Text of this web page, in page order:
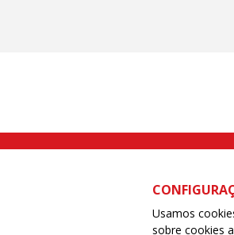
Rua
Usamos
sobre cookies